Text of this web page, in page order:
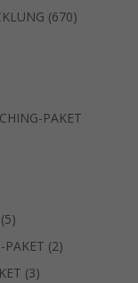
670670
PAKET
55
Produkte
PAKET 22
33